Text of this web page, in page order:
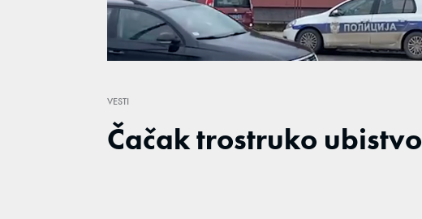
Unmute
/
Loaded :
100.00%
VESTI
Čačak trostruko ubistvo